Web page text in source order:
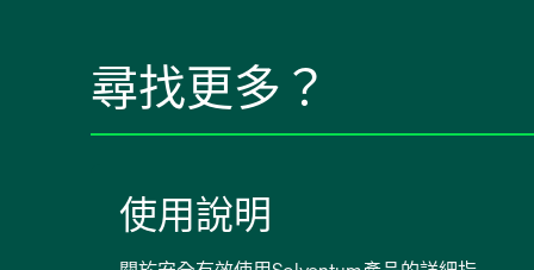
尋找更多？
使用說明